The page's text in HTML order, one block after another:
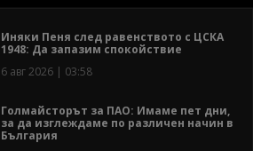
Иняки Пеня след равенството с ЦСКА
1948: Да запазим спокойствие
6 авг 2026 | 03:58
Голмайсторът за ПАО: Имаме пет дни,
за да изглеждаме по различен начин в
България